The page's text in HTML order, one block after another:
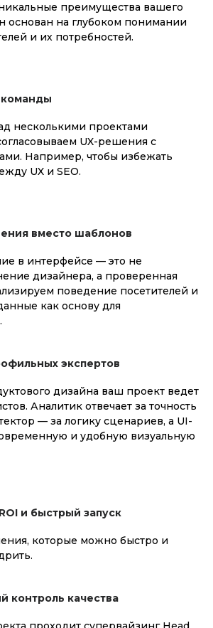
преимущества вашего
основан на глубоком понимании
и их потребностей.
несколькими проектами
UX-решения с
Например, чтобы избежать
UX и SEO.
вместо шаблонов
в интерфейсе — это не
дизайнера, а проверенная
поведение посетителей и
как основу для
экспертов
дизайна ваш проект ведет
Аналитик отвечает за точность
— за логику сценариев, а UI-
и удобную визуальную
и быстрый запуск
которые можно быстро и
контроль качества